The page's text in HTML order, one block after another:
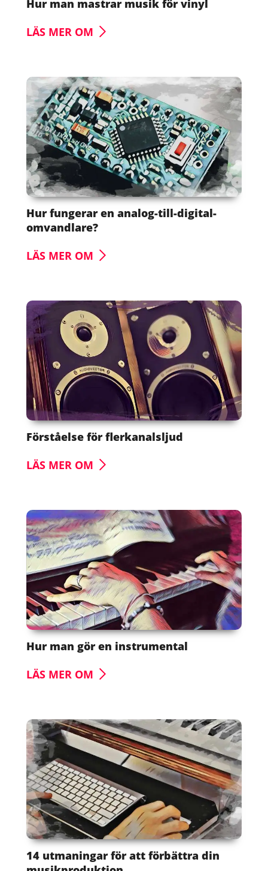
Hur man mastrar musik för vinyl
LÄS MER OM
Hur fungerar en analog-till-digital-
omvandlare?
LÄS MER OM
Förståelse för flerkanalsljud
LÄS MER OM
Hur man gör en instrumental
LÄS MER OM
14 utmaningar för att förbättra din